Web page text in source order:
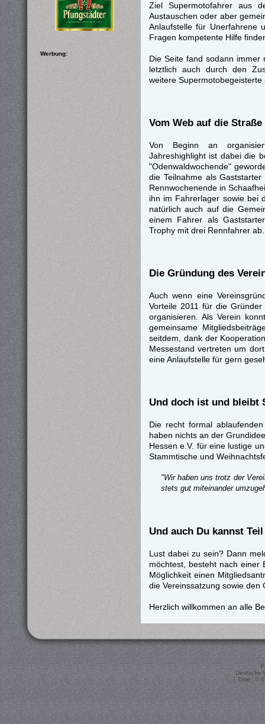
Werbung:
Ziel Supermotofahrer aus
Austauschen oder aber
Anlaufstelle für Unerfahrene
Fragen kompetente Hilfe
Die Seite fand sodann immer
letztlich auch durch den
weitere
Vom Web auf die Straße
Von Beginn an
Jahreshighlight ist dabei die
"Odenwaldwochende"
die Teilnahme als
Rennwochenende in
ihn im Fahrerlager sowie bei
natürlich auch auf die
einem Fahrer als
Trophy mit drei Rennfahrer ab.
Die Gründung des
Auch wenn eine
Vorteile 2011 für die
organisieren. Als Verein
gemeinsame
seitdem, dank der
Messestand vertreten um
eine Anlaufstelle für gern
Und doch ist und bleibt
Die recht formal
haben nichts an der
Hessen e.V. für eine lustige
Stammtische und
"Wir haben uns trotz der
stets gut miteinander
Und auch Du kannst
Lust dabei zu sein? Dann
möchtest, besteht nach einer
Möglichkeit einen
die Vereinssatzung sowie den
Herzlich willkommen an alle
Deutsche
[ Time :